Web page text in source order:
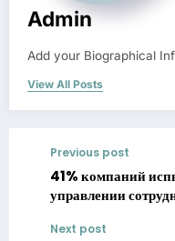
Admin
Add your Biographical
View All Posts
Previous post
41% компаний
управлении
Next post